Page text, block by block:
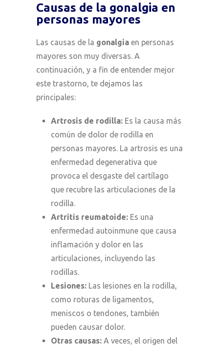
Causas de la gonalgia en
personas mayores
Las causas de la gonalgia en personas
mayores son muy diversas. A
continuación, y a fin de entender mejor
este trastorno, te dejamos las
principales:
Artrosis de rodilla: Es la causa más
común de dolor de rodilla en
personas mayores. La artrosis es una
enfermedad degenerativa que
provoca el desgaste del cartílago
que recubre las articulaciones de la
rodilla.
Artritis reumatoide: Es una
enfermedad autoinmune que causa
inflamación y dolor en las
articulaciones, incluyendo las
rodillas.
Lesiones: Las lesiones en la rodilla,
como roturas de ligamentos,
meniscos o tendones, también
pueden causar dolor.
Otras causas: A veces, el origen del